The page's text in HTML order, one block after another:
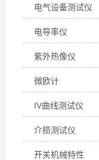
电气设备测试仪
电导率仪
紫外热像仪
微欧计
IV曲线测试仪
介损测试仪
开关机械特性